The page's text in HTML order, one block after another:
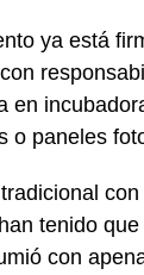
ya está
o paneles
tenido
con